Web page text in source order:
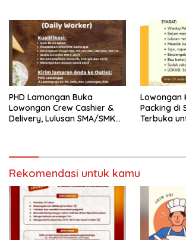
PHD Lamongan Buka
Lowongan Crew Cashier &
Delivery, Lulusan SMA/SMK
Lowongan
Packing di
Terbuka
Rekomendasi untuk kamu